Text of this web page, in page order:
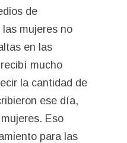
de
mujeres no
en las
mucho
la cantidad de
ese día,
Eso
para las